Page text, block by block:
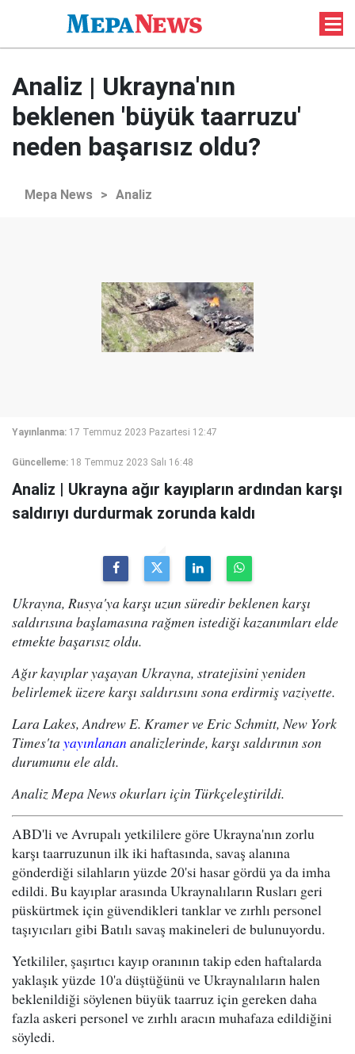
Analiz | Ukrayna'nın
beklenen 'büyük taarruzu'
neden başarısız oldu?
Mepa News > Analiz
Yayınlanma: 17 Temmuz 2023 Pazartesi 12:47
Güncelleme: 18 Temmuz 2023 Salı 16:48
Analiz | Ukrayna ağır kayıpların ardından karşı
saldırıyı durdurmak zorunda kaldı
Ukrayna, Rusya'ya karşı uzun süredir beklenen karşı
saldırısına başlamasına rağmen istediği kazanımları elde
etmekte başarısız oldu.
Ağır kayıplar yaşayan Ukrayna, stratejisini yeniden
belirlemek üzere karşı saldırısını sona erdirmiş vaziyette.
Lara Lakes, Andrew E. Kramer ve Eric Schmitt, New York
Times'ta yayınlanan analizlerinde, karşı saldırının son
durumunu ele aldı.
Analiz Mepa News okurları için Türkçeleştirildi.
ABD'li ve Avrupalı yetkililere göre Ukrayna'nın zorlu
karşı taarruzunun ilk iki haftasında, savaş alanına
gönderdiği silahların yüzde 20'si hasar gördü ya da imha
edildi. Bu kayıplar arasında Ukraynalıların Rusları geri
püskürtmek için güvendikleri tanklar ve zırhlı personel
taşıyıcıları gibi Batılı savaş makineleri de bulunuyordu.
Yetkililer, şaşırtıcı kayıp oranının takip eden haftalarda
yaklaşık yüzde 10'a düştüğünü ve Ukraynalıların halen
beklenildiği söylenen büyük taarruz için gereken daha
fazla askeri personel ve zırhlı aracın muhafaza edildiğini
söyledi.